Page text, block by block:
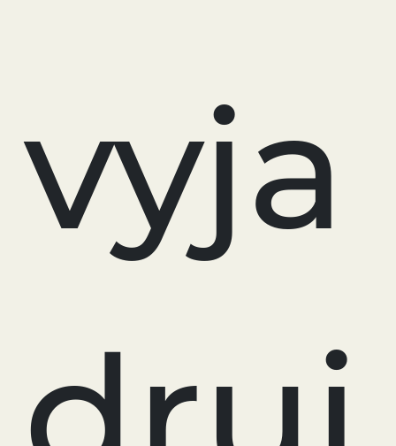
vyja